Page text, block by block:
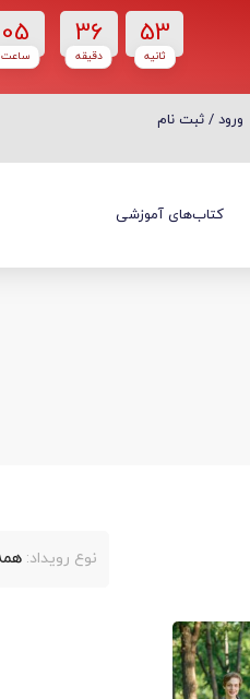
05
ساعت‌
36
دقیقه
53
ثانیه
ورود / ثبت نام
کتاب‌های آموزشی
نوع رویداد: